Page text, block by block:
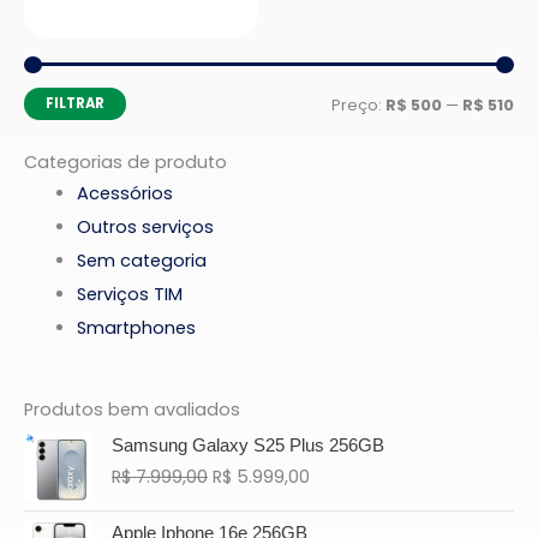
FILTRAR Preço: R$ 500 — R$ 510
Categorias de produto
Acessórios
Outros serviços
Sem categoria
Serviços TIM
Smartphones
Produtos bem avaliados
Samsung Galaxy S25 Plus 256GB
R$7.999,00
O
preço
original
era:
R$ 5.999,00
preço
atual
é:
Apple Iphone 16e 256GB
O